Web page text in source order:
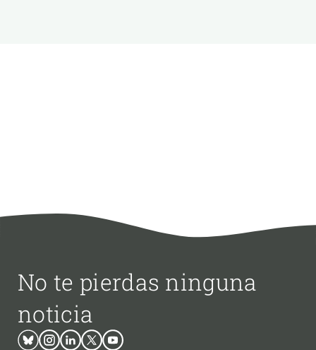
No te pierdas ninguna
noticia
BlueskyInstagram
LinkedinTwitterYoutube